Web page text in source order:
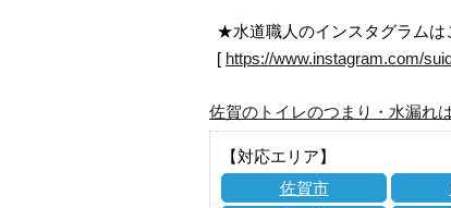
★水道職人のインスタグラムは
[ https://www.instagram.com/
佐賀のトイレのつまり・水漏れ
【対応エリア】
佐賀市